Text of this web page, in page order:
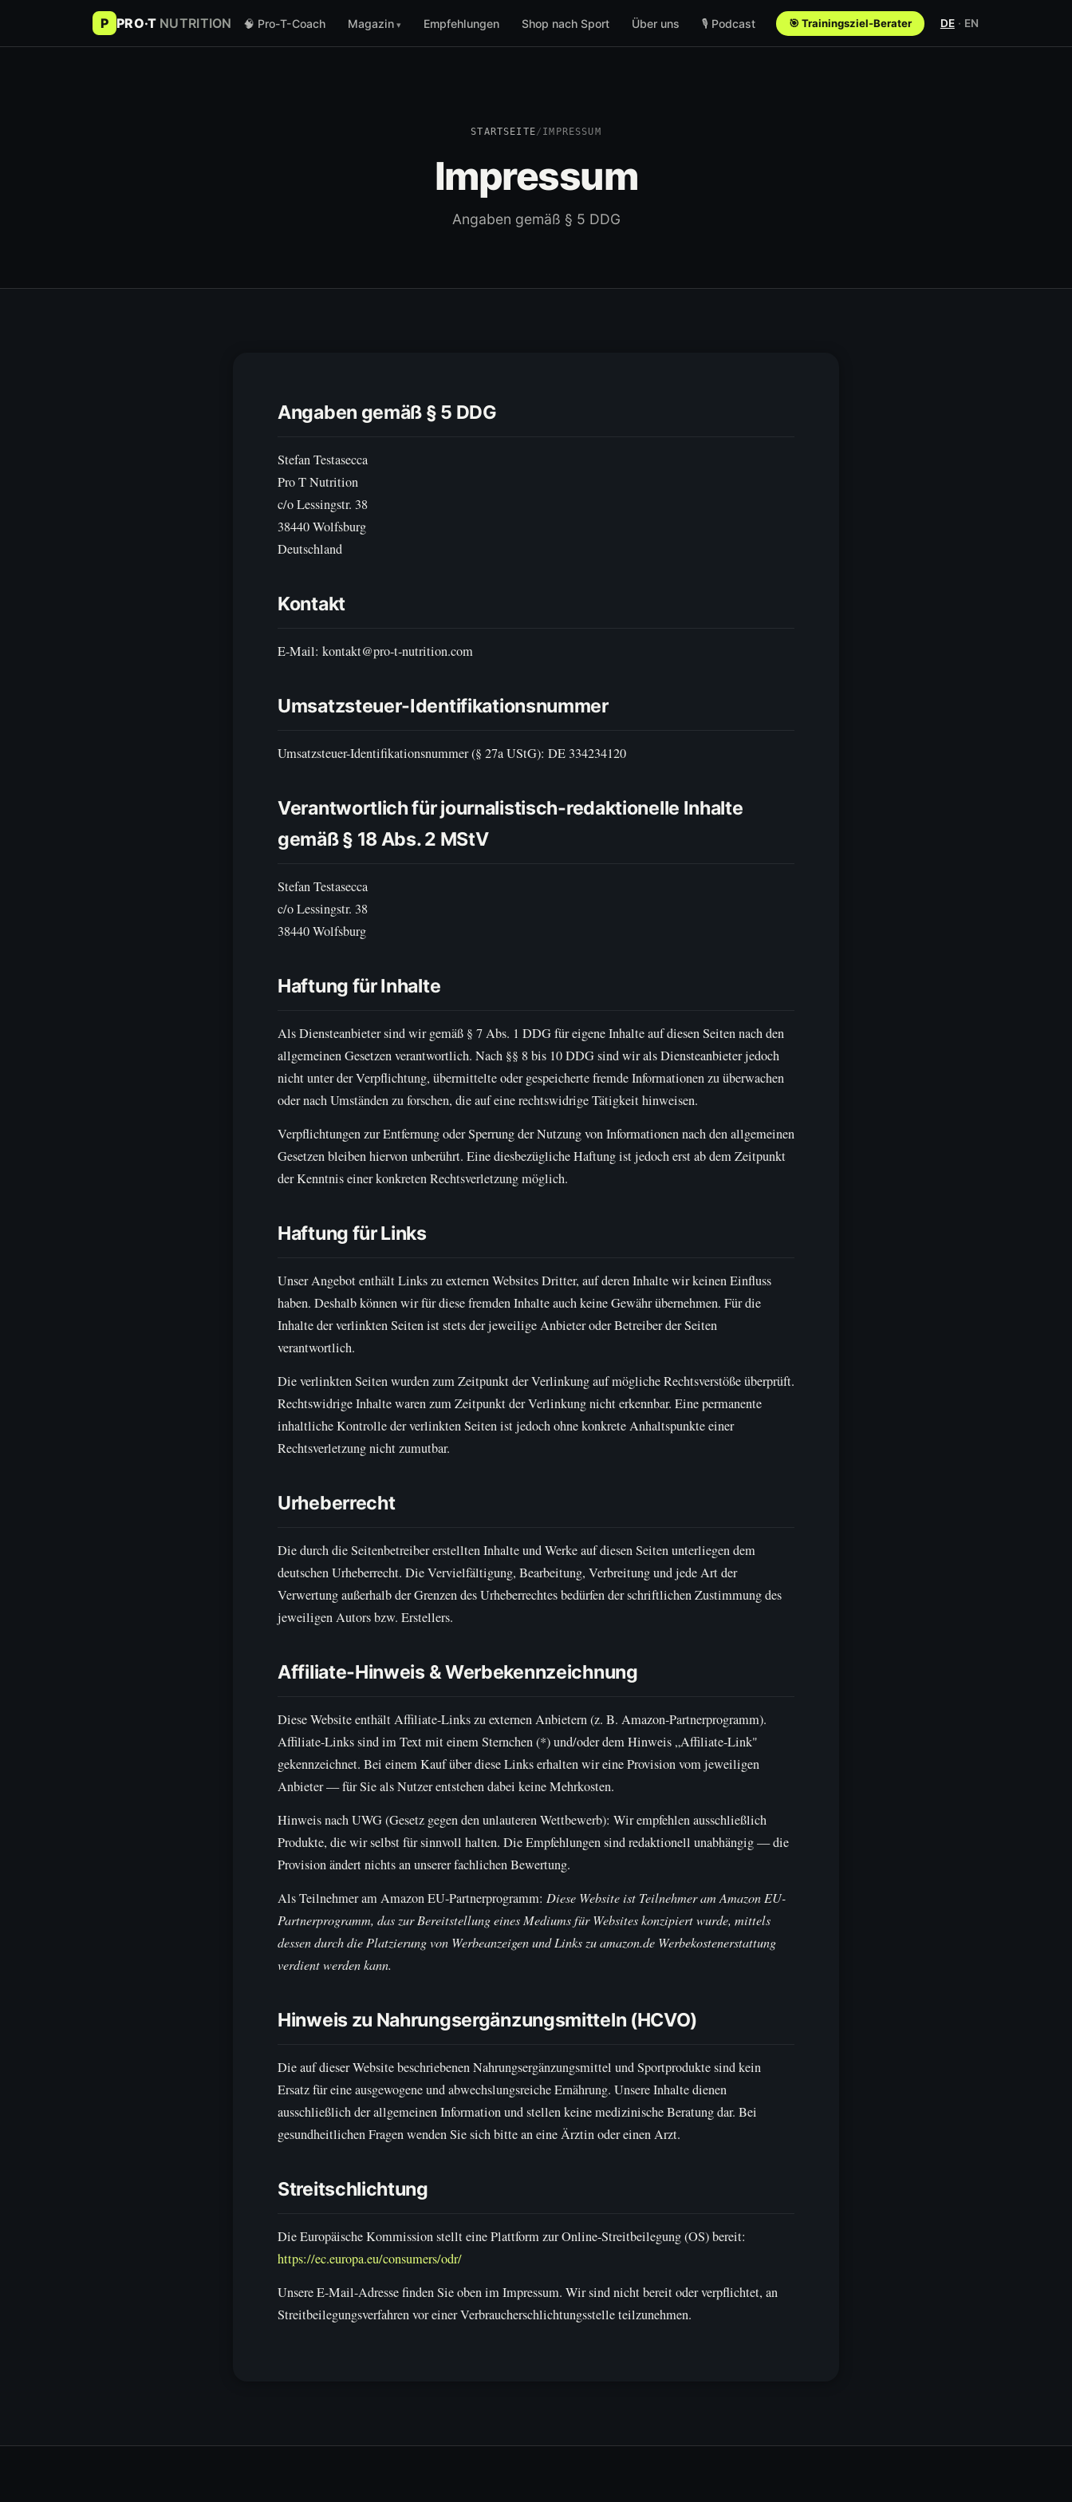
P PRO·T NUTRITION 🧠 Pro-T-Coach Magazin Empfehlungen Shop nach Sport Über uns 🎙 Podcast 🎯 Trainingsziel-Berater DE · EN
STARTSEITE/ IMPRESSUM
Impressum
Angaben gemäß § 5 DDG
Angaben gemäß § 5 DDG
Stefan Testasecca
Pro T Nutrition
c/o Lessingstr. 38
38440 Wolfsburg
Deutschland
Kontakt
E-Mail: kontakt@pro-t-nutrition.com
Umsatzsteuer-Identifikationsnummer
Umsatzsteuer-Identifikationsnummer (§ 27a UStG): DE 334234120
Verantwortlich für journalistisch-redaktionelle Inhalte
gemäß § 18 Abs. 2 MStV
Stefan Testasecca
c/o Lessingstr. 38
38440 Wolfsburg
Haftung für Inhalte
Als Diensteanbieter sind wir gemäß § 7 Abs. 1 DDG für eigene Inhalte auf diesen Seiten nach den
allgemeinen Gesetzen verantwortlich. Nach §§ 8 bis 10 DDG sind wir als Diensteanbieter jedoch
nicht unter der Verpflichtung, übermittelte oder gespeicherte fremde Informationen zu überwachen
oder nach Umständen zu forschen, die auf eine rechtswidrige Tätigkeit hinweisen.
Verpflichtungen zur Entfernung oder Sperrung der Nutzung von Informationen nach den allgemeinen
Gesetzen bleiben hiervon unberührt. Eine diesbezügliche Haftung ist jedoch erst ab dem Zeitpunkt
der Kenntnis einer konkreten Rechtsverletzung möglich.
Haftung für Links
Unser Angebot enthält Links zu externen Websites Dritter, auf deren Inhalte wir keinen Einfluss
haben. Deshalb können wir für diese fremden Inhalte auch keine Gewähr übernehmen. Für die
Inhalte der verlinkten Seiten ist stets der jeweilige Anbieter oder Betreiber der Seiten
verantwortlich.
Die verlinkten Seiten wurden zum Zeitpunkt der Verlinkung auf mögliche Rechtsverstöße überprüft.
Rechtswidrige Inhalte waren zum Zeitpunkt der Verlinkung nicht erkennbar. Eine permanente
inhaltliche Kontrolle der verlinkten Seiten ist jedoch ohne konkrete Anhaltspunkte einer
Rechtsverletzung nicht zumutbar.
Urheberrecht
Die durch die Seitenbetreiber erstellten Inhalte und Werke auf diesen Seiten unterliegen dem
deutschen Urheberrecht. Die Vervielfältigung, Bearbeitung, Verbreitung und jede Art der
Verwertung außerhalb der Grenzen des Urheberrechtes bedürfen der schriftlichen Zustimmung des
jeweiligen Autors bzw. Erstellers.
Affiliate-Hinweis & Werbekennzeichnung
Diese Website enthält Affiliate-Links zu externen Anbietern (z. B. Amazon-Partnerprogramm).
Affiliate-Links sind im Text mit einem Sternchen (*) und/oder dem Hinweis „Affiliate-Link"
gekennzeichnet. Bei einem Kauf über diese Links erhalten wir eine Provision vom jeweiligen
Anbieter — für Sie als Nutzer entstehen dabei keine Mehrkosten.
Hinweis nach UWG (Gesetz gegen den unlauteren Wettbewerb): Wir empfehlen ausschließlich
Produkte, die wir selbst für sinnvoll halten. Die Empfehlungen sind redaktionell unabhängig — die
Provision ändert nichts an unserer fachlichen Bewertung.
Als Teilnehmer am Amazon EU-Partnerprogramm: Diese Website ist Teilnehmer am Amazon EU-
Partnerprogramm, das zur Bereitstellung eines Mediums für Websites konzipiert wurde, mittels
dessen durch die Platzierung von Werbeanzeigen und Links zu amazon.de Werbekostenerstattung
verdient werden kann.
Hinweis zu Nahrungsergänzungsmitteln (HCVO)
Die auf dieser Website beschriebenen Nahrungsergänzungsmittel und Sportprodukte sind kein
Ersatz für eine ausgewogene und abwechslungsreiche Ernährung. Unsere Inhalte dienen
ausschließlich der allgemeinen Information und stellen keine medizinische Beratung dar. Bei
gesundheitlichen Fragen wenden Sie sich bitte an eine Ärztin oder einen Arzt.
Streitschlichtung
Die Europäische Kommission stellt eine Plattform zur Online-Streitbeilegung (OS) bereit:
https://ec.europa.eu/consumers/odr/
Unsere E-Mail-Adresse finden Sie oben im Impressum. Wir sind nicht bereit oder verpflichtet, an
Streitbeilegungsverfahren vor einer Verbraucherschlichtungsstelle teilzunehmen.